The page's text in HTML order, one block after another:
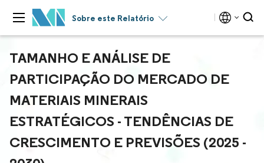
Sobre este Relatório
TAMANHO E ANÁLISE DE
PARTICIPAÇÃO DO MERCADO DE
MATERIAIS MINERAIS
ESTRATÉGICOS - TENDÊNCIAS DE
CRESCIMENTO E PREVISÕES (2025 -